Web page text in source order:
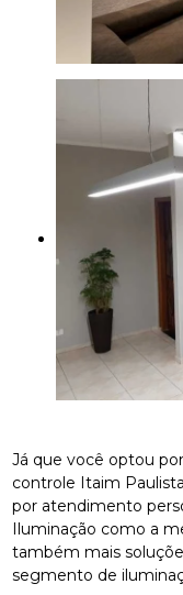
Já que você optou
controle Itaim
por atendimento
Iluminação como a
também mais
segmento de